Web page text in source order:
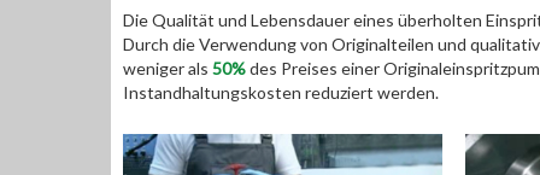
Die Qualität und Lebensdauer eines überholten
Durch die Verwendung von Originalteilen und
weniger als 50%des Preises einer
Instandhaltungskosten reduziert werden.